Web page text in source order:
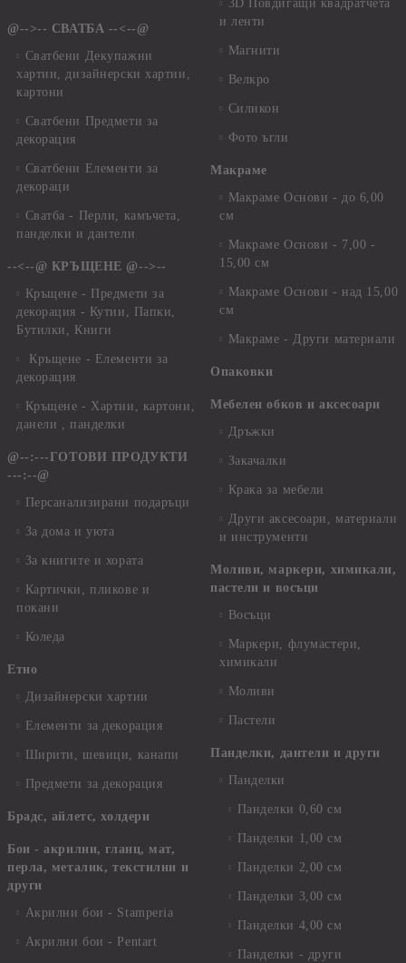
@-->-- СВАТБА --<--@
Сватбени Декупажни
хартии, дизайнерски хартии,
картони
Сватбени Предмети за
декорация
Сватбени Елементи за
декораци
Сватба - Перли, камъчета,
панделки и дантели
--<--@ КРЪЩЕНЕ @-->--
Кръщене - Предмети за
декорация - Кутии, Папки,
Бутилки, Книги
Кръщене - Елементи за
декорация
Кръщене - Хартии, картони,
данели , панделки
@--:---ГОТОВИ ПРОДУКТИ
---:--@
Персанализирани подаръци
За дома и уюта
За книгите и хората
Картички, пликове и
покани
Коледа
Етно
Дизайнерски хартии
Елементи за декорация
Ширити, шевици, канапи
Предмети за декорация
Брадс, айлетс, холдери
Бои - акрилни, гланц, мат,
перла, металик, текстилни и
други
Акрилни бои - Stamperia
Акрилни бои - Pentart
3D Повдигащи квадратчета
и ленти
Магнити
Велкро
Силикон
Фото ъгли
Макраме
Макраме Основи - до 6,00
см
Макраме Основи - 7,00 -
15,00 см
Макраме Основи - над 15,00
см
Макраме - Други материали
Опаковки
Мебелен обков и аксесоари
Дръжки
Закачалки
Крака за мебели
Други аксесоари, материали
и инструменти
Моливи, маркери, химикали,
пастели и восъци
Восъци
Маркери, флумастери,
химикали
Моливи
Пастели
Панделки, дантели и други
Панделки
Панделки 0,60 см
Панделки 1,00 см
Панделки 2,00 см
Панделки 3,00 см
Панделки 4,00 см
Панделки - други